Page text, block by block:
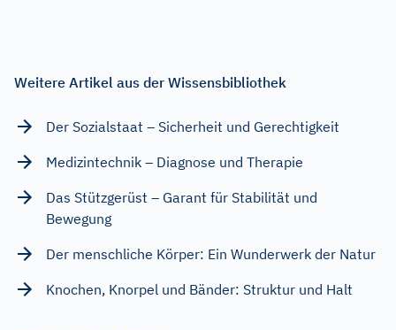
Weitere Artikel aus der Wissensbibliothek
Der Sozialstaat – Sicherheit und Gerechtigkeit
Medizintechnik – Diagnose und Therapie
Das Stützgerüst – Garant für Stabilität und
Bewegung
Der menschliche Körper: Ein Wunderwerk der Natur
Knochen, Knorpel und Bänder: Struktur und Halt